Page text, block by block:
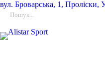
вул. Броварська, 1, Проліски,